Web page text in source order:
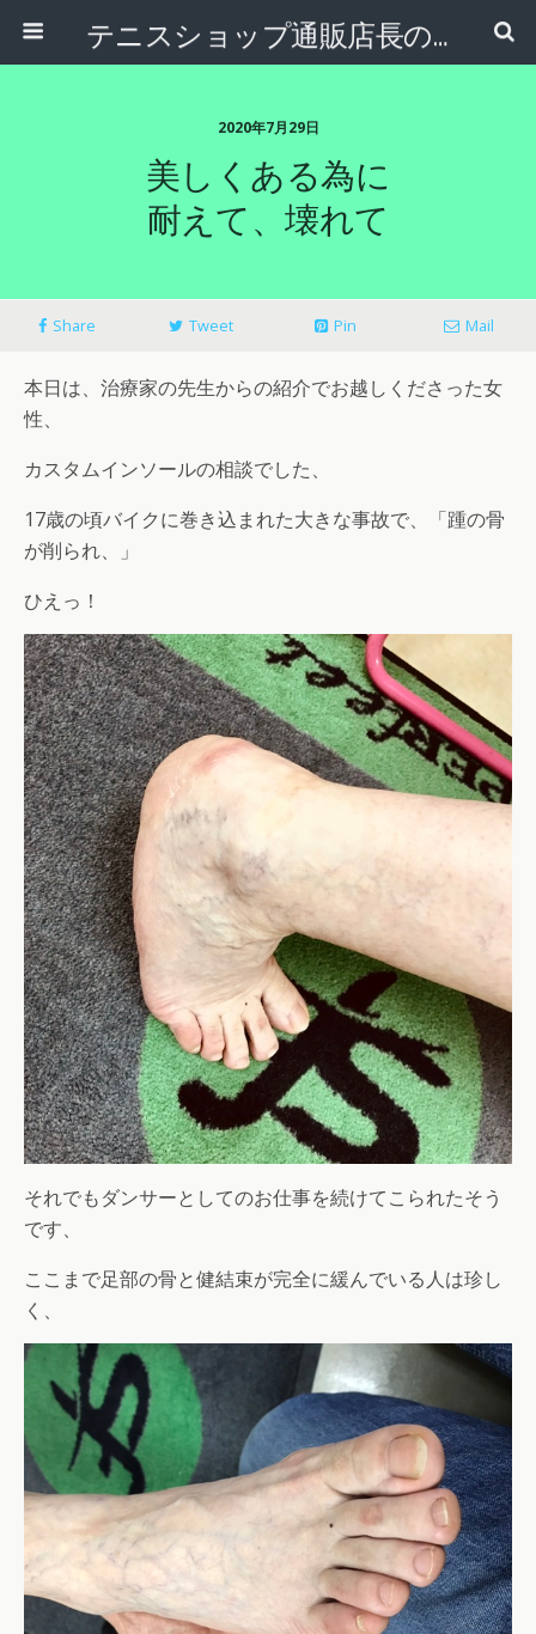
テニスショップ通販店長のブログ＠テニスショップLAFINO 西山克久
2020年7月29日
美しくある為に
耐えて、壊れて
Share Tweet Pin Mail
本日は、治療家の先生からの紹介でお越しくださった女
性、
カスタムインソールの相談でした、
17歳の頃バイクに巻き込まれた大きな事故で、「踵の骨
が削られ、」
ひえっ！
それでもダンサーとしてのお仕事を続けてこられたそう
です、
ここまで足部の骨と健結束が完全に緩んでいる人は珍し
く、